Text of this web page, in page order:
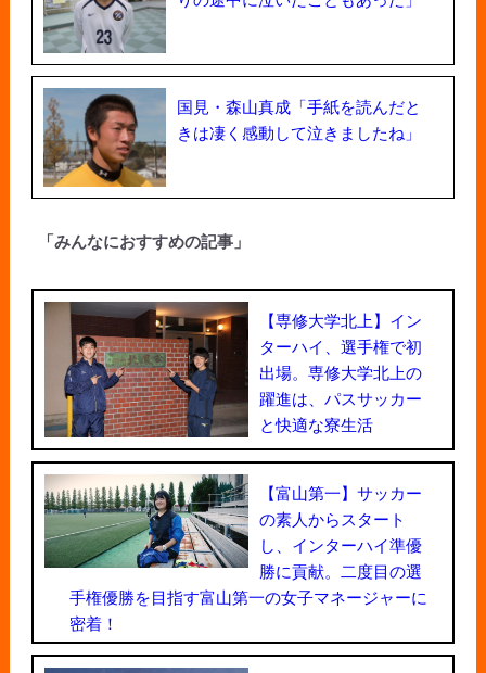
国見・森山真成「手紙を読んだと
きは凄く感動して泣きましたね」
「みんなにおすすめの記事」
【専修大学北上】イン
ターハイ、選手権で初
出場。専修大学北上の
躍進は、パスサッカー
と快適な寮生活
【富山第一】サッカー
の素人からスタート
し、インターハイ準優
勝に貢献。二度目の選
手権優勝を目指す富山第一の女子マネージャーに
密着！